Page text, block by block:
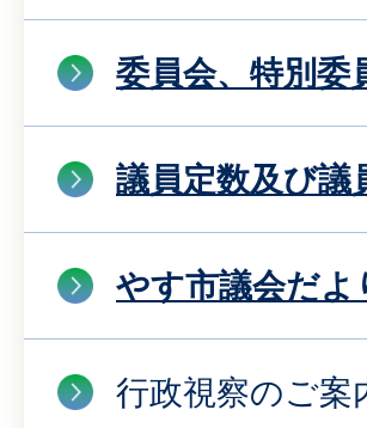
委員会、特別委
議員定数及び議
やす市議会だよ
行政視察のご案